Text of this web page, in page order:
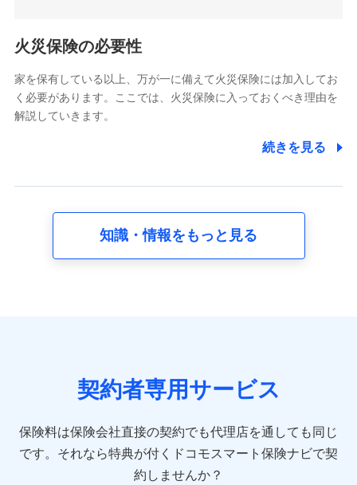
電話対応の品質向上およびお問合せ内容の正確な把握のため
6.採用応募者の個人情報
採用選考および入社手続を実施するため
8.取引先個人情報
取引先としての選定業務、営業情報の提供業務、契約締結手
10.受託業務の 個人情報
11.マイカー通勤管理クラウド並びに法人向けASPサー
ビスに関してのお問い合わせ情報
火災保険の必要性
家を保有している以上、万が一に備えて火災保険には加入してお
く必要があります。ここでは、火災保険に入っておくべき理由を
解説していきます。
続きを見る
知識・情報をもっと見る
契約者専用サービス
保険料は保険会社直接の契約でも代理店を通しても同じ
です。 それなら特典が付くドコモスマート保険ナビで契
約しませんか？